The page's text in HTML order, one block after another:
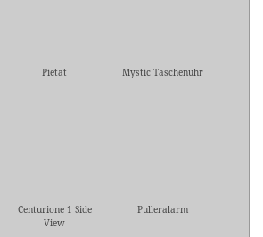
Pietät Mystic Taschenuhr
Centurione 1 Side
View
Pulleralarm